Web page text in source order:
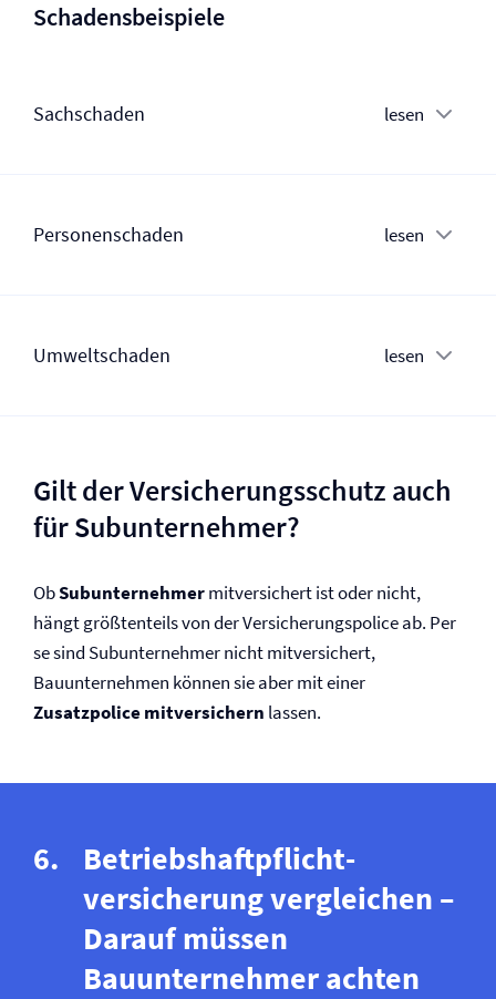
Schadensbeispiele
Sachschaden lesen
Personenschaden lesen
Umweltschaden lesen
Gilt der Versicherungsschutz auch
für Subunternehmer?
ObSubunternehmermitversichert ist oder nicht,
hängt größtenteils von der Versicherungspolice ab. Per
se sind Subunternehmer nicht mitversichert,
Bauunternehmen können sie aber mit einer
Zusatzpolice mitversichern lassen.
Betriebs­haftpflicht­
versicherung vergleichen –
Darauf müssen
Bauunternehmer achten